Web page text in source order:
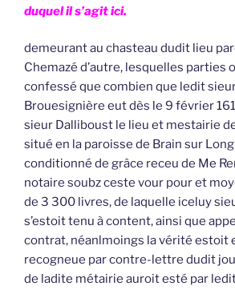
duquel il s’agit ici.
demeurant au chasteau dudit lieu
Chemazé d’autre, lesquelles parties
confessé que combien que ledit
Brouesignière eut dès le 9 février
sieur Dalliboust le lieu et mestairie
situé en la paroisse de Brain sur
conditionné de grâce receu de Me
notaire soubz ceste vour pour et
de 3 300 livres, de laquelle iceluy
s’estoit tenu à content, ainsi que
contrat, néanlmoings la vérité estoit
recogneue par contre-lettre dudit
de ladite métairie auroit esté par